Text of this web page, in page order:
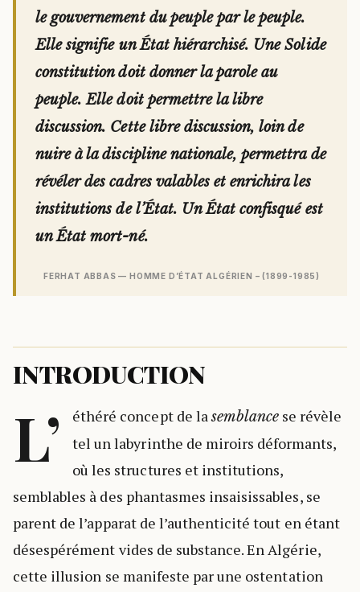
le gouvernement du peuple par le peuple.
Elle signifie un État hiérarchisé. Une Solide
constitution doit donner la parole au
peuple. Elle doit permettre la libre
discussion. Cette libre discussion, loin de
nuire à la discipline nationale, permettra de
révéler des cadres valables et enrichira les
institutions de l’État. Un État confisqué est
un État mort-né.
FERHAT ABBAS — HOMME D’ÉTAT ALGÉRIEN – (1899-1985)
INTRODUCTION
L’ éthéré concept de lasemblance se révèle
tel un labyrinthe de miroirs déformants,
où les structures et institutions,
semblables à des phantasmes insaisissables, se
parent de l’apparat de l’authenticité tout en étant
désespérément vides de substance. En Algérie,
cette illusion se manifeste par une ostentation